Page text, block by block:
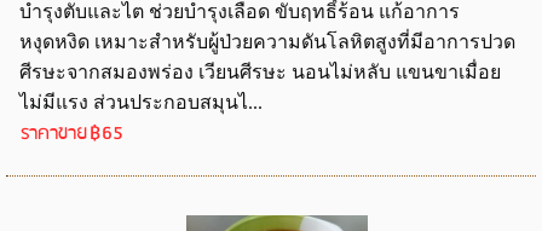
บำรุงตับและไต ช่วยบำรุงเลือด ขับฤทธิ์ร้อน แก้อาการ
หงุดหงิด เหมาะสำหรับผู้ป่วยความดันโลหิตสูงที่มีอาการปวด
ศีรษะจากสมองพร่อง เวียนศีรษะ นอนไม่หลับ แขนขาเมื่อย
ไม่มีแรง ส่วนประกอบสมุนไ...
ราคาขาย฿65